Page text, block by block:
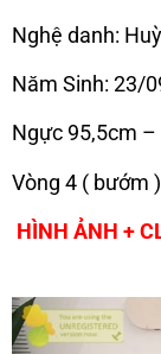
Nghệ danh:
Năm Sinh: 23/
Ngực 95,5cm
Vòng 4 ( bướm
HÌNH ẢNH +